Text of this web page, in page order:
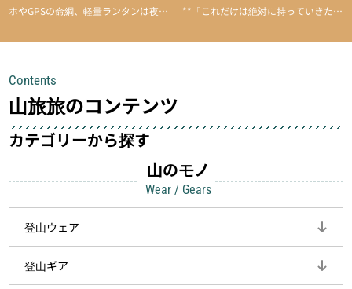
ホやGPSの命綱、軽量ランタンは夜間
して安全にしてくれます
**「これだけは絶対に持っていきた
Contents
山旅旅のコンテンツ
カテゴリーから探す
山のモノ
Wear / Gears
登山ウェア
登山ギア